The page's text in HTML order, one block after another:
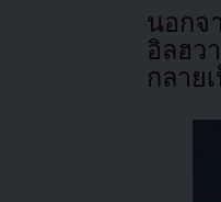
นอกจ
อิลฮว
กลาย